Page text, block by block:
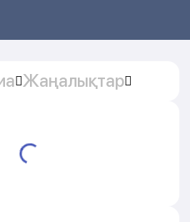
Жаңалықтар